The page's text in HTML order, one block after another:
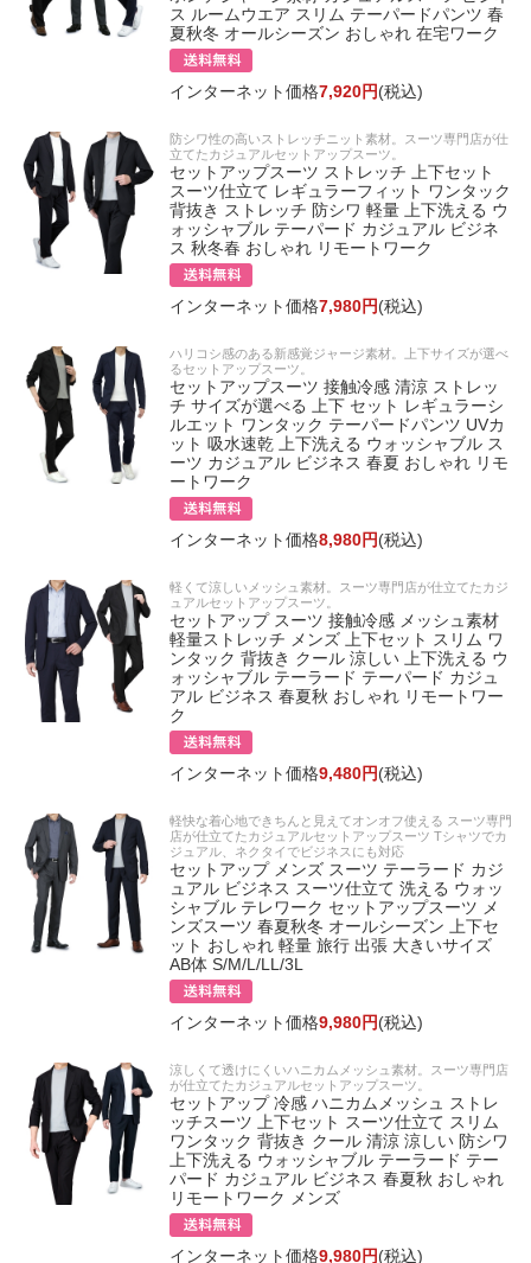
ス ルームウエア スリム テーパードパンツ 春
夏秋冬 オールシーズン おしゃれ 在宅ワーク
インターネット価格7,920円(税込)
防シワ性の高いストレッチニット素材。スーツ専門店が仕
立てたカジュアルセットアップスーツ。
セットアップスーツ ストレッチ 上下セット
スーツ仕立て レギュラーフィット ワンタック
背抜き ストレッチ 防シワ 軽量 上下洗える ウ
ォッシャブル テーパード カジュアル ビジネ
ス 秋冬春 おしゃれ リモートワーク
インターネット価格7,980円(税込)
ハリコシ感のある新感覚ジャージ素材。上下サイズが選べ
るセットアップスーツ。
セットアップスーツ 接触冷感 清涼 ストレッ
チ サイズが選べる 上下 セット レギュラーシ
ルエット ワンタック テーパードパンツ UVカ
ット 吸水速乾 上下洗える ウォッシャブル ス
ーツ カジュアル ビジネス 春夏 おしゃれ リモ
ートワーク
インターネット価格8,980円(税込)
軽くて涼しいメッシュ素材。スーツ専門店が仕立てたカジ
ュアルセットアップスーツ。
セットアップ スーツ 接触冷感 メッシュ素材
軽量ストレッチ メンズ 上下セット スリム ワ
ンタック 背抜き クール 涼しい 上下洗える ウ
ォッシャブル テーラード テーパード カジュ
アル ビジネス 春夏秋 おしゃれ リモートワー
ク
インターネット価格9,480円(税込)
軽快な着心地できちんと見えてオンオフ使える スーツ専門
店が仕立てたカジュアルセットアップスーツ Tシャツでカ
ジュアル、ネクタイでビジネスにも対応
セットアップ メンズ スーツ テーラード カジ
ュアル ビジネス スーツ仕立て 洗える ウォッ
シャブル テレワーク セットアップスーツ メ
ンズスーツ 春夏秋冬 オールシーズン 上下セ
ット おしゃれ 軽量 旅行 出張 大きいサイズ
AB体 S/M/L/LL/3L
インターネット価格9,980円(税込)
涼しくて透けにくいハニカムメッシュ素材。スーツ専門店
が仕立てたカジュアルセットアップスーツ。
セットアップ 冷感 ハニカムメッシュ ストレ
ッチスーツ 上下セット スーツ仕立て スリム
ワンタック 背抜き クール 清涼 涼しい 防シワ
上下洗える ウォッシャブル テーラード テー
パード カジュアル ビジネス 春夏秋 おしゃれ
リモートワーク メンズ
インターネット価格9,980円(税込)